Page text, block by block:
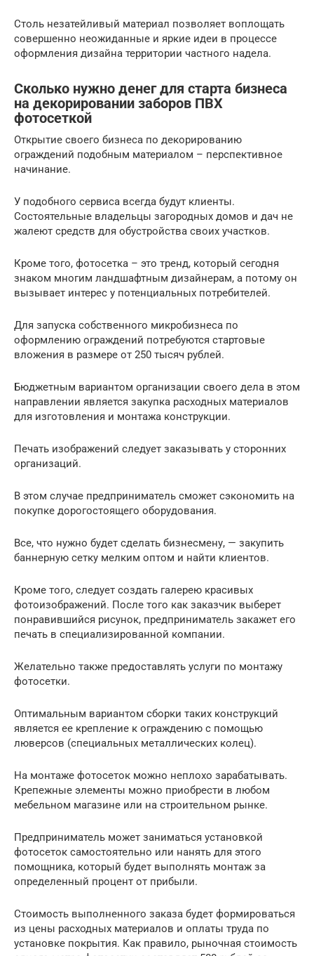
Столь незатейливый материал позволяет воплощать
совершенно неожиданные и яркие идеи в процессе
оформления дизайна территории частного надела.
Сколько нужно денег для старта бизнеса
на декорировании заборов ПВХ
фотосеткой
Открытие своего бизнеса по декорированию
ограждений подобным материалом – перспективное
начинание.
У подобного сервиса всегда будут клиенты.
Состоятельные владельцы загородных домов и дач не
жалеют средств для обустройства своих участков.
Кроме того, фотосетка – это тренд, который сегодня
знаком многим ландшафтным дизайнерам, а потому он
вызывает интерес у потенциальных потребителей.
Для запуска собственного микробизнеса по
оформлению ограждений потребуются стартовые
вложения в размере от 250 тысяч рублей.
Бюджетным вариантом организации своего дела в этом
направлении является закупка расходных материалов
для изготовления и монтажа конструкции.
Печать изображений следует заказывать у сторонних
организаций.
В этом случае предприниматель сможет сэкономить на
покупке дорогостоящего оборудования.
Все, что нужно будет сделать бизнесмену, — закупить
баннерную сетку мелким оптом и найти клиентов.
Кроме того, следует создать галерею красивых
фотоизображений. После того как заказчик выберет
понравившийся рисунок, предприниматель закажет его
печать в специализированной компании.
Желательно также предоставлять услуги по монтажу
фотосетки.
Оптимальным вариантом сборки таких конструкций
является ее крепление к ограждению с помощью
люверсов (специальных металлических колец).
На монтаже фотосеток можно неплохо зарабатывать.
Крепежные элементы можно приобрести в любом
мебельном магазине или на строительном рынке.
Предприниматель может заниматься установкой
фотосеток самостоятельно или нанять для этого
помощника, который будет выполнять монтаж за
определенный процент от прибыли.
Стоимость выполненного заказа будет формироваться
из цены расходных материалов и оплаты труда по
установке покрытия. Как правило, рыночная стоимость